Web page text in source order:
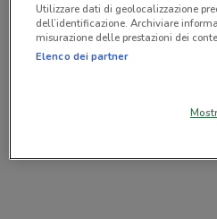
Utilizzare dati di geolocalizzazione
dell’identificazione. Archiviare
misurazione delle prestazioni dei
Elenco dei partner